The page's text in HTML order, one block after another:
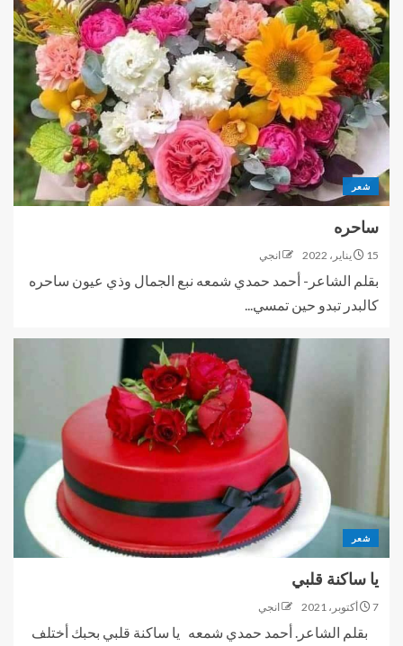
شعر
ساحره
15 يناير، 2022 انجي
بقلم الشاعر- أحمد حمدي شمعه نبع الجمال وذي عيون ساحره
كالبدر تبدو حين تمسي...
شعر
يا ساكنة قلبي
7 أكتوبر، 2021 انجي
بقلم الشاعر. أحمد حمدي شمعه يا ساكنة قلبي بحبك أختلف